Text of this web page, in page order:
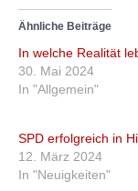
Ähnliche Beiträge
In welche Realität
30. Mai 2024
In "Allgemein"
SPD erfolgreich in
12. März 2024
In "Neuigkeiten"